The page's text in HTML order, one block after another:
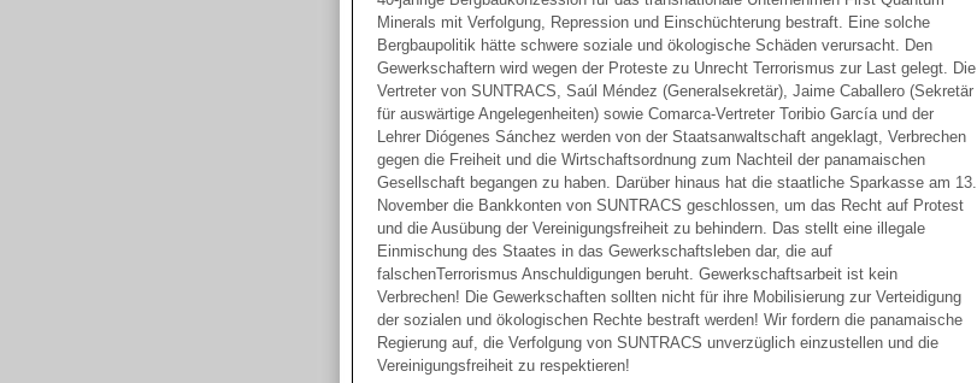
Minerals mit Verfolgung, Repression und Einschüchterung bestraft. Eine solche
Bergbaupolitik hätte schwere soziale und ökologische Schäden verursacht. Den
Gewerkschaftern wird wegen der Proteste zu Unrecht Terrorismus zur Last gelegt. Die
Vertreter von SUNTRACS, Saúl Méndez (Generalsekretär), Jaime Caballero (Sekretär
für auswärtige Angelegenheiten) sowie Comarca-Vertreter Toribio García und der
Lehrer Diógenes Sánchez werden von der Staatsanwaltschaft angeklagt, Verbrechen
gegen die Freiheit und die Wirtschaftsordnung zum Nachteil der panamaischen
Gesellschaft begangen zu haben. Darüber hinaus hat die staatliche Sparkasse am 13.
November die Bankkonten von SUNTRACS geschlossen, um das Recht auf Protest
und die Ausübung der Vereinigungsfreiheit zu behindern. Das stellt eine illegale
Einmischung des Staates in das Gewerkschaftsleben dar, die auf
falschenTerrorismus Anschuldigungen beruht. Gewerkschaftsarbeit ist kein
Verbrechen! Die Gewerkschaften sollten nicht für ihre Mobilisierung zur Verteidigung
der sozialen und ökologischen Rechte bestraft werden! Wir fordern die panamaische
Regierung auf, die Verfolgung von SUNTRACS unverzüglich einzustellen und die
Vereinigungsfreiheit zu respektieren!